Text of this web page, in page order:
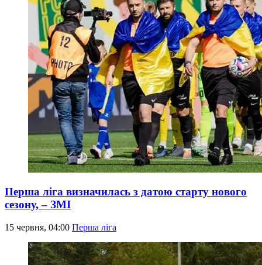
Перша ліга визначилась з датою старту нового
сезону, – ЗМІ
15 червня, 04:00 Перша ліга